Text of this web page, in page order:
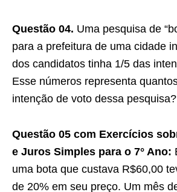
Questão 04. Uma pesquisa de
para a prefeitura de uma cidade
dos candidatos tinha 1/5 das
Esse números representa
intenção de voto dessa pesquisa?
Questão 05 com Exercícios
e Juros Simples para o 7° Ano:
uma bota que custava R$60,00
de 20% em seu preço. Um mês